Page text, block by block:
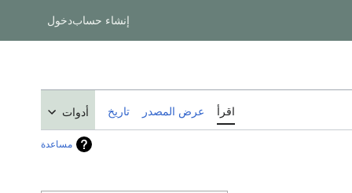
إنشاء حسابدخول
اقرأ عرض المصدر تاريخ أدوات
مساعدة